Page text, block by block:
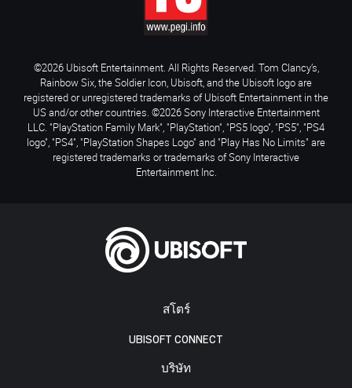
สโตร์
UBISOFT CONNECT
บริษัท
©2026 Ubisoft Entertainment. All Rights Reserved. Tom Clancy’s,
Rainbow Six, the Soldier Icon, Ubisoft, and the Ubisoft logo are
registered or unregistered trademarks of Ubisoft Entertainment in the
US and/or other countries. ©2026 Sony Interactive Entertainment
LLC. "PlayStation Family Mark", "PlayStation", "PS5 logo", "PS5", "PS4
logo", "PS4", "PlayStation Shapes Logo" and "Play Has No Limits" are
registered trademarks or trademarks of Sony Interactive
Entertainment Inc.